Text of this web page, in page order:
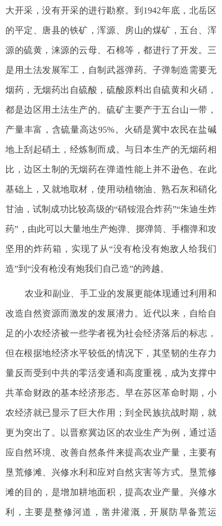
大开采，没有开采的进行勘察。到1942年底，北岳区
的平定、唐县的铁矿，浑源、房山的煤矿，五台、浑
源的硫黄，涞源的云母、石棉等，都进行了开发。三
是用土法发展军工，自制武器弹药。子弹制造需要无
烟药，无烟药出自硫酸，硫酸原料出自硫黄和火硝，
都是边区用土法生产的。硫矿主要产于五台山一带，
产量丰富，含硫量高达95%。火硝是冀中农民在盐碱
地上刮起硝土，经炼制而成。与日本生产的无烟药相
比，边区土制的无烟药在弹道性能上并不逊色。在此
基础上，又就地取材，使用动植物油、熟石灰和硝化
甘油，试制成功比较高级的“硝铵混合炸药”“朱迪生炸
药”，由此可以大量地生产炮弹、掷弹筒、手榴弹和攻
坚用的炸药箱，实现了从“没有枪没有炮敌人给我们
造”到“没有枪没有炮我们自己造”的跨越。
农业和副业、手工业的发展更能体现通过利用和
改造自然资源而激发的发展潜力。近代以来，自给自
足的小农经济被一些学者视为社会经济落后的标志，
但在根据地经济水平较低的情况下，其坚韧的生存力
量反而受到中共的零活变通和高度重视，成为支撑中
共革命财政的基本经济形态。早在苏区革命时期，小
农经济就已显示了巨大作用；到全民族抗战时期，就
更为突出了。以晋察冀边区的农业生产为例，通过适
应自然环境、改善自然条件来提高农业产量，主要有
垦荒修滩、兴修水利和应对自然灾害等方式。垦荒修
滩的目的，是增加耕地面积，提高农业产量。兴修水
利，主要是整修河道，凿井灌溉，开展防旱备荒运